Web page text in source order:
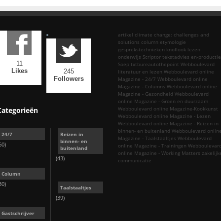
11
Likes
245
Followers
24/7
Column
Gastschrijver
Reizen in
binnen- en
buitenland
(43)
Taalstaaltjes
(39)
artikel climate change: challenges and
solutions column etymologie
gesprekstechnieken knoflook lezen
onderwijs Scriptor tekstadvies en-productie
Soep txtbureautothepoint Webboulevard
literatuur en lezen Webboulevard online
Magazine - 24/7 Webboulevard online
Magazine - Columns Webboulevard online
Magazine - Gezondheid Webboulevard
online Magazine - Groen en duurzaam
Webboulevard online Magazine-Kookkunst
Webboulevard online Magazine - Lezen
Webboulevard online Magazine - Reizen in
binnen- en buitenland Webboulevard online
Magazine - Taalstaaltjes Webboulevard
online Magazine - Trainingen Webboulevard
online Magazine - Working Matters
communicatie